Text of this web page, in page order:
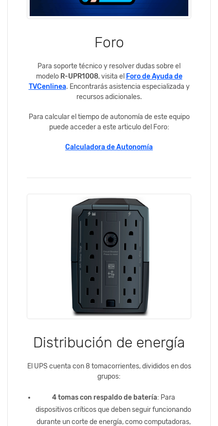
Foro
Para soporte técnico y resolver dudas sobre el
modelo R-UPR1008, visita el Foro de Ayuda de
TVCenlinea. Encontrarás asistencia especializada y
recursos adicionales.
Para calcular el tiempo de autonomía de este equipo
puede acceder a este articulo del Foro:
Calculadora de Autonomía
Distribución de energía
El UPS cuenta con 8 tomacorrientes, divididos en dos
grupos:
4 tomas con respaldo de batería: Para
dispositivos críticos que deben seguir funcionando
durante un corte de energía, como computadoras,